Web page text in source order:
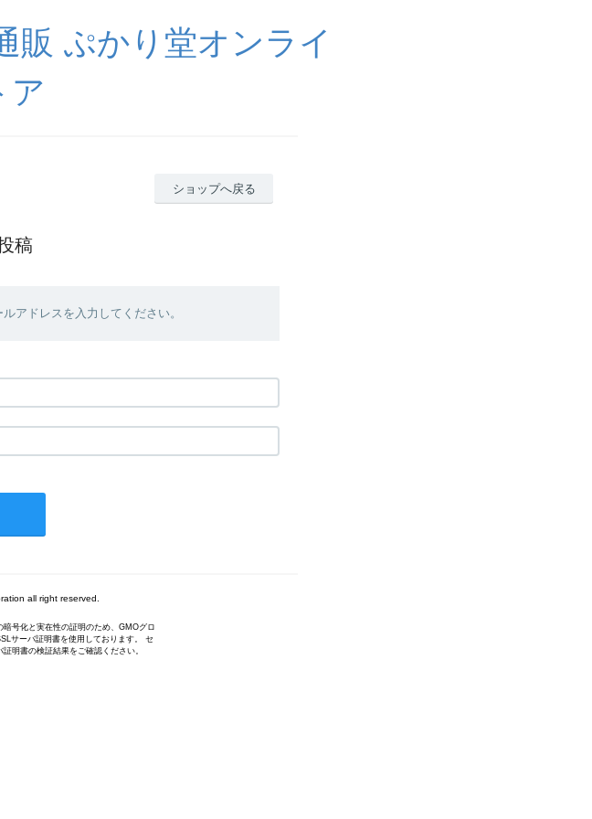
販 ぷかり堂オンライ
ア
ショップへ戻る
稿
アドレスを入力してください。
all right reserved.
暗号化と実在性の証明のため、GMOグロ
サーバ証明書を使用しております。 セ
明書の検証結果をご確認ください。